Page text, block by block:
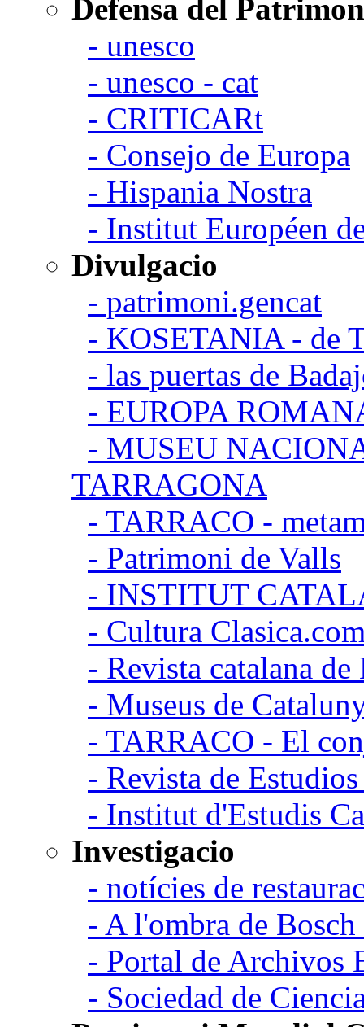
Defensa del
- unesco
- unesco - cat
- CRITICARt
- Consejo de Europa
- Hispania Nostra
- Institut Européen
Divulgacio
- patrimoni.gencat
- KOSETANIA - de
- las puertas de
- EUROPA
- MUSEU
TARRAGONA
- TARRACO -
- Patrimoni de Valls
- INSTITUT
- Cultura
- Revista catalana
- Museus de
- TARRACO - El
- Revista de
- Institut d'Estudis
Investigacio
- notícies de
- A l'ombra de
- Portal de Archivos
- Sociedad de